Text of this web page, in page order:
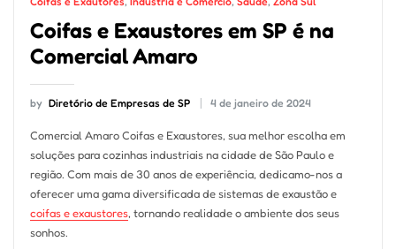
Coifas e Exaustores em SP é na
Comercial Amaro
by Diretório de Empresas de SP 4 de janeiro de 2024
Comercial Amaro Coifas e Exaustores, sua melhor escolha em
soluções para cozinhas industriais na cidade de São Paulo e
região. Com mais de 30 anos de experiência, dedicamo-nos a
oferecer uma gama diversificada de sistemas de exaustão e
coifas e exaustores, tornando realidade o ambiente dos seus
sonhos.